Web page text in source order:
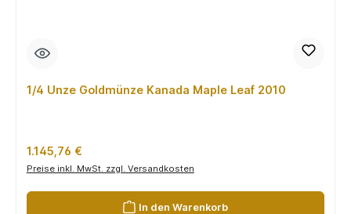
1/4 Unze Goldmünze Kanada Maple Leaf 2010
Regulärer Preis:
1.145,76 €
Preise inkl. MwSt. zzgl. Versandkosten
In den Warenkorb